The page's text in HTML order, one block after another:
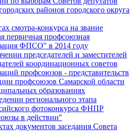
районов городского округа
смотра-конкурса на звание
первичная профсоюзная
ФПСО" в 2014 году
председателей и заместителей
координационных советов
профсоюзов - представительств
профсоюзов Самарской области
образованиях
регионального этапа
фотоконкурса ФНПР
в действии"
документов заседания Совета